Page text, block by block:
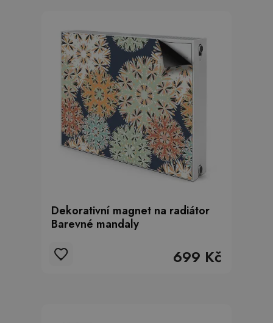
Dekorativní magnet na radiátor
Barevné mandaly
699 Kč